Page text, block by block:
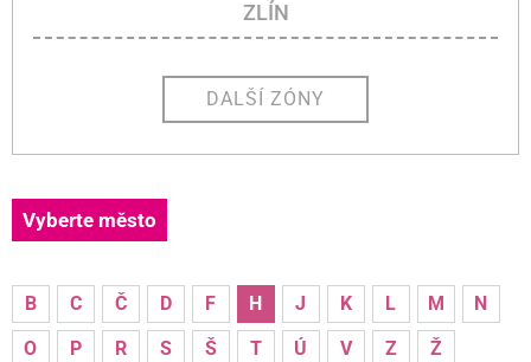
ZLÍN
DALŠÍ ZÓNY
Vyberte město
B C Č D F H J K L M
N
O
P R S Š T Ú V Z
Ž